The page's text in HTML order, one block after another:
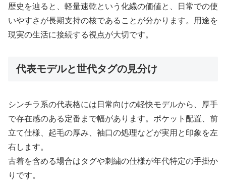
歴史を辿ると、軽量速乾という化繊の価値と、日常での使
いやすさが長期支持の核であることが分かります。用途を
現実の生活に接続する視点が大切です。
代表モデルと世代タグの見分け
シンチラ系の代表格には日常向けの軽快モデルから、厚手
で存在感のある定番まで幅があります。ポケット配置、前
立て仕様、起毛の厚み、袖口の処理などが実用と印象を左
右します。
古着を含める場合はタグや刺繍の仕様が年代特定の手掛か
りです。